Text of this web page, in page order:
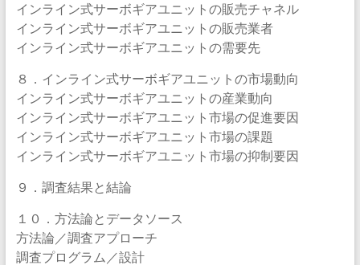
インライン式サーボギアユニットの販売チャネル
インライン式サーボギアユニットの販売業者
インライン式サーボギアユニットの需要先
８．インライン式サーボギアユニットの市場動向
インライン式サーボギアユニットの産業動向
インライン式サーボギアユニット市場の促進要因
インライン式サーボギアユニット市場の課題
インライン式サーボギアユニット市場の抑制要因
９．調査結果と結論
１０．方法論とデータソース
方法論／調査アプローチ
調査プログラム／設計